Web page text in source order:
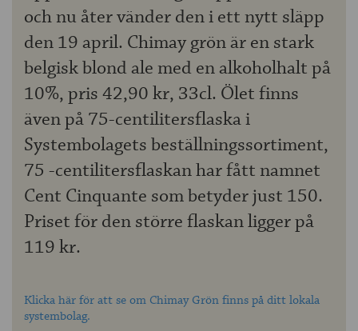
och nu åter vänder den i ett nytt släpp
den 19 april. Chimay grön är en stark
belgisk blond ale med en alkoholhalt på
10%, pris 42,90 kr, 33cl. Ölet finns
även på 75-centilitersflaska i
Systembolagets beställningssortiment,
75 -centilitersflaskan har fått namnet
Cent Cinquante som betyder just 150.
Priset för den större flaskan ligger på
119 kr.
Klicka här för att se om Chimay Grön finns på ditt lokala
systembolag.